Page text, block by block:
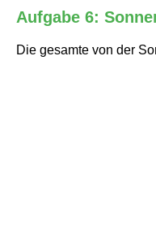
Aufgabe 6:
Die gesamte von der